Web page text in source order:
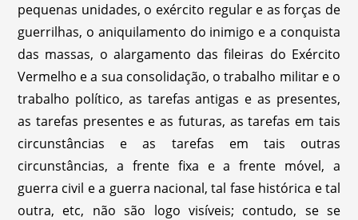
pequenas unidades, o exército regular e as forças de
guerrilhas, o aniquilamento do inimigo e a conquista
das massas, o alargamento das fileiras do Exército
Vermelho e a sua consolidação, o trabalho militar e o
trabalho político, as tarefas antigas e as presentes,
as tarefas presentes e as futuras, as tarefas em tais
circunstâncias e as tarefas em tais outras
circunstâncias, a frente fixa e a frente móvel, a
guerra civil e a guerra nacional, tal fase histórica e tal
outra, etc, não são logo visíveis; contudo, se se